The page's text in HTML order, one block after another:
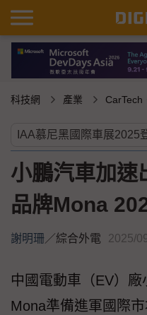
科技網 產業 CarTech
小鵬汽車加
品牌Mona
謝明珊／綜合外電 2025/
中國電動車（EV）
Mona準備進軍國際